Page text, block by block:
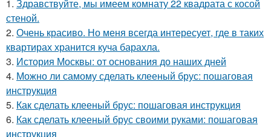
1. Здравствуйте, мы имеем комнату 22 квадрата с косой
стеной.
2. Очень красиво. Но меня всегда интересует, где в таких
квартирах хранится куча барахла.
3. История Москвы: от основания до наших дней
4. Можно ли самому сделать клееный брус: пошаговая
инструкция
5. Как сделать клееный брус: пошаговая инструкция
6. Как сделать клееный брус своими руками: пошаговая
инструкция